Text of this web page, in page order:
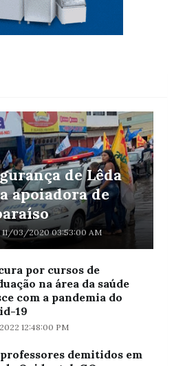
de Lêda
apoiadora de
11/03/2020 03:53:00 AM
por cursos de
na área da saúde
com a pandemia do
19
12:48:00 PM
demitidos em